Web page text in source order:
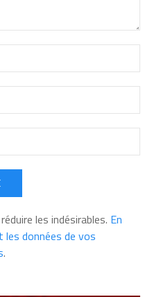
les indésirables. En
données de vos
.